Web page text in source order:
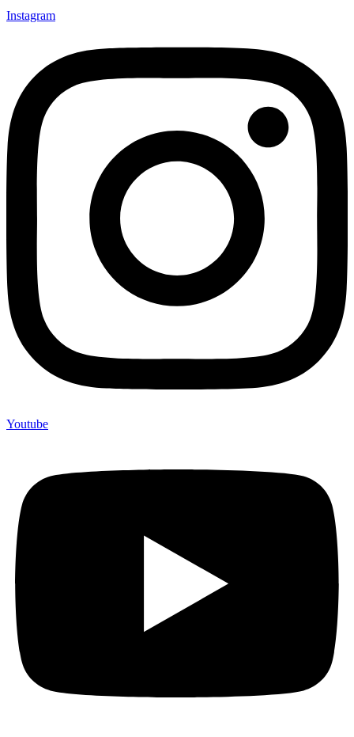
Instagram
Youtube